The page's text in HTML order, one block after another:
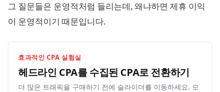
그 질문들은 운영적처럼 들리는데, 왜냐하면 제휴 이익
이 운영적이기 때문입니다.
효과적인 CPA 실험실
헤드라인 CPA를 수집된 CPA로전환하기
더 많은 트래픽을 구매하기 전에 슬라이더를 이동하세요. 모